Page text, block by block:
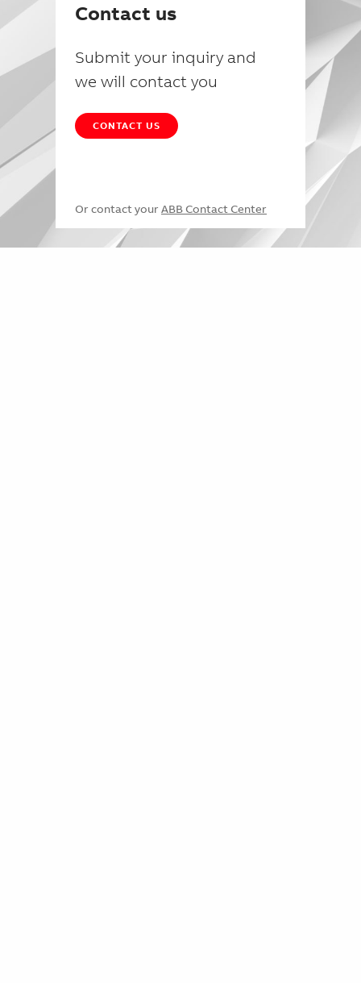
Contact us
Submit your inquiry and
we will contact you
CONTACT US
Or contact your ABB Contact Center